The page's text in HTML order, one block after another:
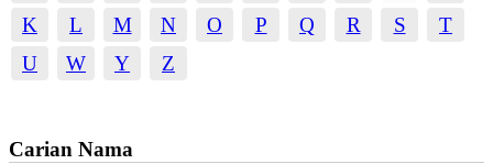
K
L M N O P Q R S
T
U
W Y Z
Carian Nama